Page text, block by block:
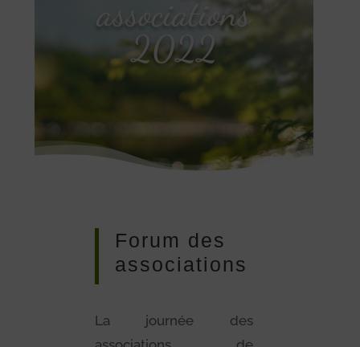
associations
2022
Forum des
associations
La journée des